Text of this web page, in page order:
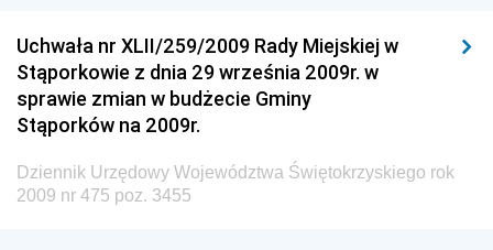
Dziennik Urzędowy Ministra Infrastruktury i
Budownictwa
Dziennik Urzędowy Ministra Gospodarki Morskiej i
Dziennik Urzędowy Ministra Energii
Uchwała nr XLII/259/2009 Rady Miejskiej w
Stąporkowie z dnia 29 września 2009r. w
sprawie zmian w budżecie Gminy
Stąporków na 2009r.
Dziennik Urzędowy Województwa Świętokrzyskiego rok
2009 nr 475 poz. 3455